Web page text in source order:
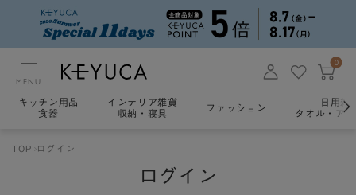
MENU
0
キッチン用品
食器
インテリア雑貨
収納・寝具
ファッション
日用雑
タオル・ア
TOP ログイン
ログイン